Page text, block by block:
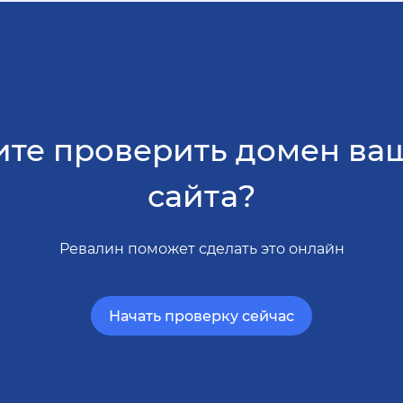
проверить домен
сайта?
Ревалин поможет сделать это онлайн
Начать проверку сейчас